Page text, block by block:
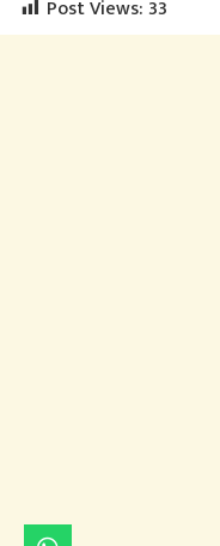
Post Views:33